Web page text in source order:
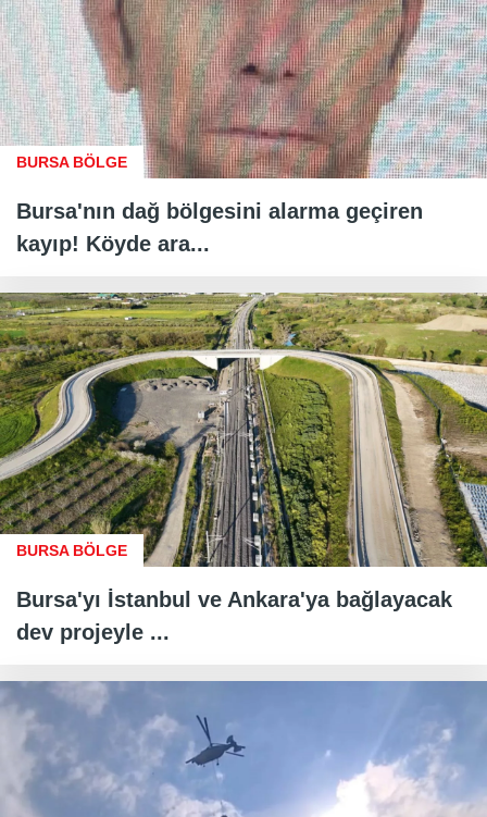
BURSA BÖLGE
Bursa'nın dağ bölgesini alarma geçiren
kayıp! Köyde ara...
BURSA BÖLGE
Bursa'yı İstanbul ve Ankara'ya bağlayacak
dev projeyle ...